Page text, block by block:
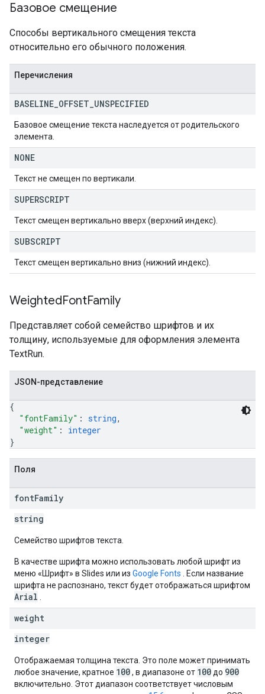
Базовое смещение
Способы вертикального смещения текста
относительно его обычного положения.
Перечисления
BASELINE OFFSET UNSPECIFIED
Базовое смещение текста наследуется от родительского
элемента.
NONE
Текст не смещен по вертикали.
SUPERSCRIPT
Текст смещен вертикально вверх (верхний индекс).
SUBSCRIPT
Текст смещен вертикально вниз (нижний индекс).
WeightedFontFamily
Представляет собой семейство шрифтов и их
толщину, используемые для оформления элемента
TextRun.
JSON-представление
{
"fontFamily" : string,
"weight" : integer
}
Поля
fontFamily
string
Семейство шрифтов текста.
В качестве шрифта можно использовать любой шрифт из
меню «Шрифт» в Slides или из Google Fonts . Если название
шрифта не распознано, текст будет отображаться шрифтом
Arial
weight
integer
Отображаемая толщина текста. Это поле может принимать
любое значение, кратное 100, в диапазоне от 100 до 900
включительно. Этот диапазон соответствует числовым